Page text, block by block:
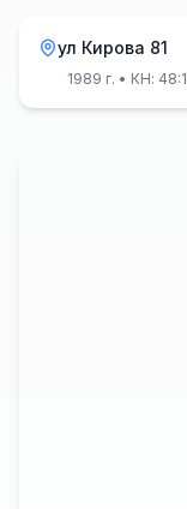
ул Кирова 81
1989 г. • КН: